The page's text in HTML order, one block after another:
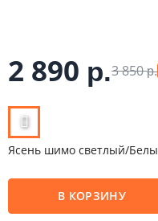
2 890 р.3 850р.
Ясень шимо светлый/
В КОРЗИНУ